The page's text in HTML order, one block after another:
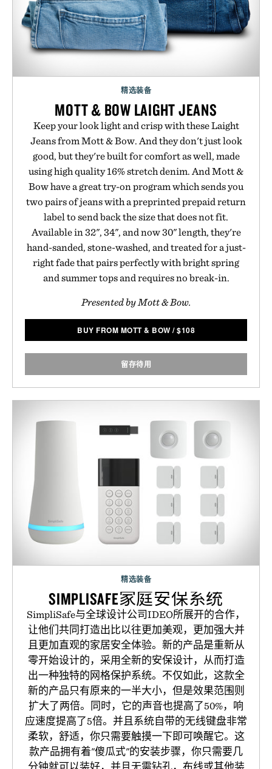
精选装备
MOTT & BOW LAIGHT JEANS
Keep your look light and crisp with these Laight
Jeans from Mott & Bow. And they don't just look
good, but they're built for comfort as well, made
using high quality 16% stretch denim. And Mott &
Bow have a great try-on program which sends you
two pairs of jeans with a preprinted prepaid return
label to send back the size that does not fit.
Available in 32", 34", and now 30" length, they're
hand-sanded, stone-washed, and treated for a just-
right fade that pairs perfectly with bright spring
and summer tops and requires no break-in.
Presented by Mott & Bow.
BUY FROM MOTT & BOW /$108
留存待用
精选装备
SIMPLISAFE家庭安保系统
SimpliSafe与全球设计公司IDEO所展开的合作，
让他们共同打造出比以往更加美观，更加强大并
且更加直观的家居安全体验。新的产品是重新从
零开始设计的，采用全新的安保设计，从而打造
出一种独特的网格保护系统。不仅如此，这款全
新的产品只有原来的一半大小，但是效果范围则
扩大了两倍。同时，它的声音也提高了50%，响
应速度提高了5倍。并且系统自带的无线键盘非常
柔软，舒适，你只需要触摸一下即可唤醒它。这
款产品拥有着"傻瓜式"的安装步骤，你只需要几